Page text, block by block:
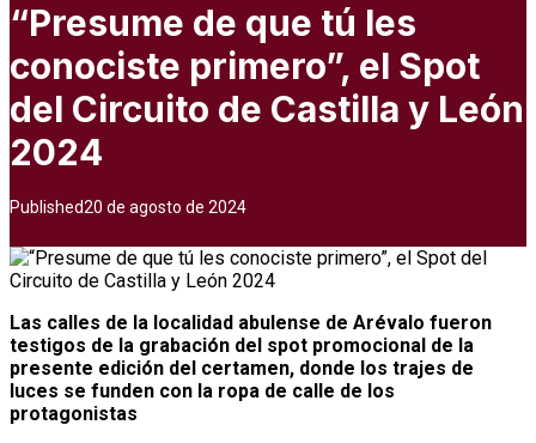
“Presume de que tú les
conociste primero”, el Spot
del Circuito de Castilla y León
2024
Published20 de agosto de 2024
Las calles de la localidad abulense de Arévalo fueron
testigos de la grabación del spot promocional de la
presente edición del certamen, donde los trajes de
luces se funden con la ropa de calle de los
protagonistas